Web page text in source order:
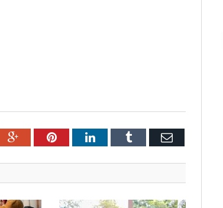
Google+PinterestLinkedInTumblr Email